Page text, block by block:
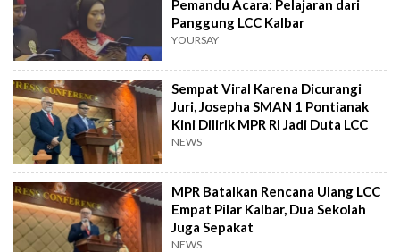
Pemandu Acara: Pelajaran dari
Panggung LCC Kalbar
YOURSAY
Sempat Viral Karena Dicurangi
Juri, Josepha SMAN 1 Pontianak
Kini Dilirik MPR RI Jadi Duta LCC
NEWS
MPR Batalkan Rencana Ulang LCC
Empat Pilar Kalbar, Dua Sekolah
Juga Sepakat
NEWS